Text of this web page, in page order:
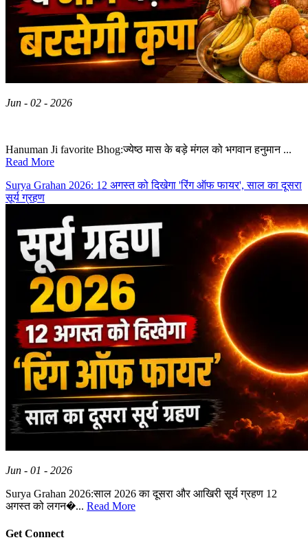
Jun - 02 - 2026
Hanuman Ji favorite Bhog:ज्येष्ठ मास के बड़े मंगल को भगवान हनुमान ...
Read More
Surya Grahan 2026: 12 अगस्त को दिखेगा 'रिंग ऑफ फायर', साल का दूसरा
सूर्य ग्रहण
Jun - 01 - 2026
Surya Grahan 2026:साल 2026 का दूसरा और आखिरी सूर्य ग्रहण 12
अगस्त को लगन�... Read More
Get Connect